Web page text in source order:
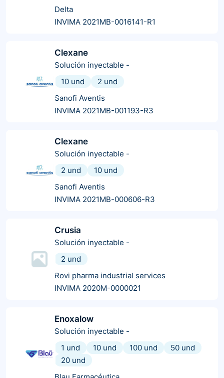
Delta
INVIMA 2021MB-0016141-R1
Clexane
Solución inyectable -
10 und
2 und
Sanofi Aventis
INVIMA 2021MB-001193-R3
Clexane
Solución inyectable -
2 und
10 und
Sanofi Aventis
INVIMA 2021MB-000606-R3
Crusia
Solución inyectable -
2 und
Rovi pharma industrial services
INVIMA 2020M-0000021
Enoxalow
Solución inyectable -
1 und
10 und 100 und
50 und
20 und